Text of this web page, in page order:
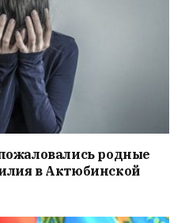
родные
в Актюбинской